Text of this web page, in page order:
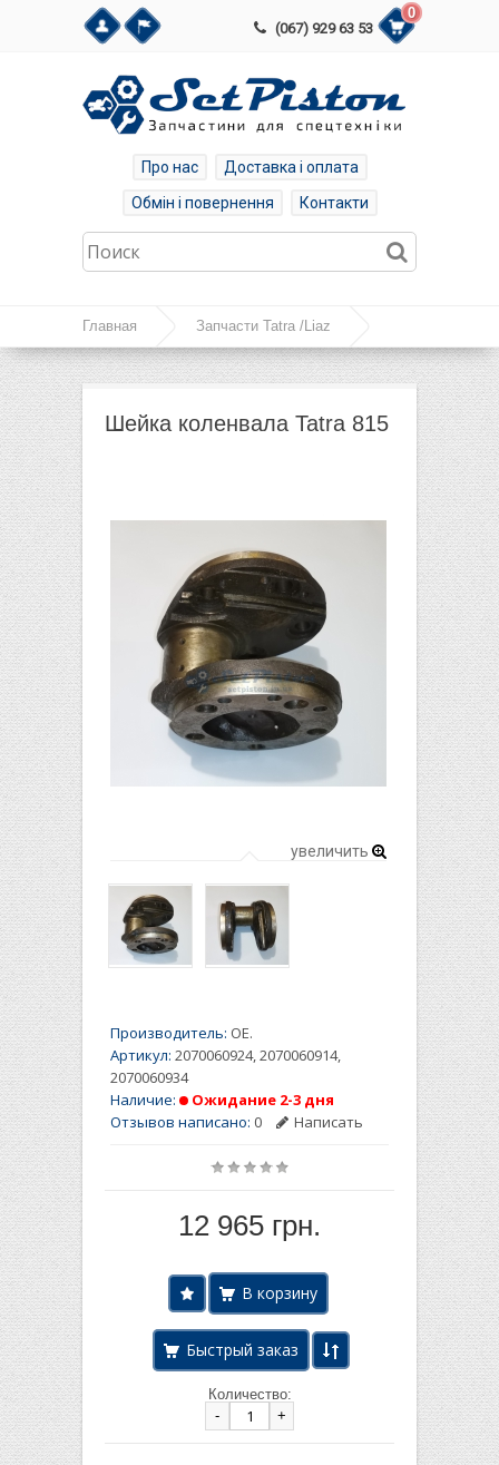
(067) 929 63 53
0
Про нас
Доставка і оплата
Обмін і повернення
Контакти
Главная Запчасти Tatra /Liaz
Шейка коленвала Tatra 815
Шейка коленвала Tatra 815
увеличить
Производитель: OE.
Артикул: 2070060924, 2070060914,
2070060934
Наличие:
Ожидание 2-3 дня
Отзывов написано: 0 Написать
12 965 грн.
Быстрый заказ
Количество:
-
+